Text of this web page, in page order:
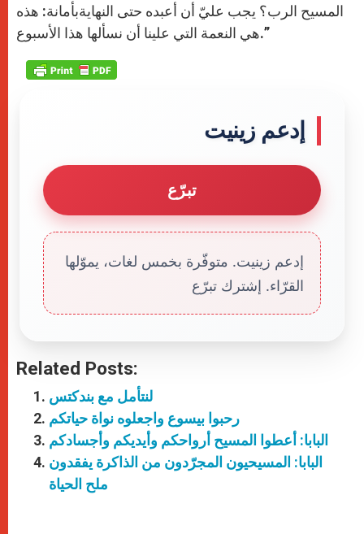
المسيح الرب؟ يجب عليّ أن أعبده حتى النهايةبأمانة: هذه
هي النعمة التي علينا أن نسألها هذا الأسبوع.”
إدعم زينيت
تبرّع
إدعم زينيت. متوفّرة بخمس لغات، يموّلها
القرّاء. إشترك تبرّع
Related Posts:
لنتأمل مع بندكتس
رحبوا بيسوع واجعلوه نواة حياتكم
البابا: أعطوا المسيح أرواحكم وأيديكم وأجسادكم
البابا: المسيحيون المجرّدون من الذاكرة يفقدون
ملح الحياة